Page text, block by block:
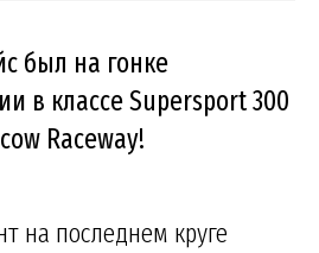
был на гонке
в классе Supersport 300
Raceway!
на последнем круге